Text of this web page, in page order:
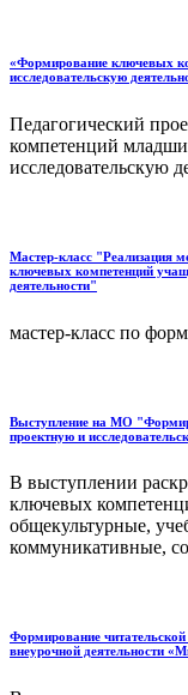
«Формирование ключевых
исследовательскую
Педагогический
компетенций
исследовательскую
Мастер-класс "Реализация
ключевых компетенций
деятельности"
мастер-класс по
Выступление на МО
проектную и
В выступлении
ключевых
общекультурные,
коммуникативные,
Формирование
внеурочной деятельности